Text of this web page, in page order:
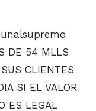
DE 54 MLLS
CLIENTES
SI EL VALOR
ES LEGAL